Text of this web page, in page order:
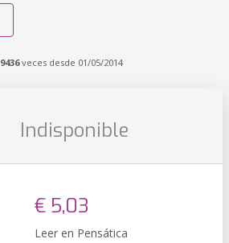
9436veces desde 01/05/2014
Indisponible
€ 5,03
Leer en Pensática